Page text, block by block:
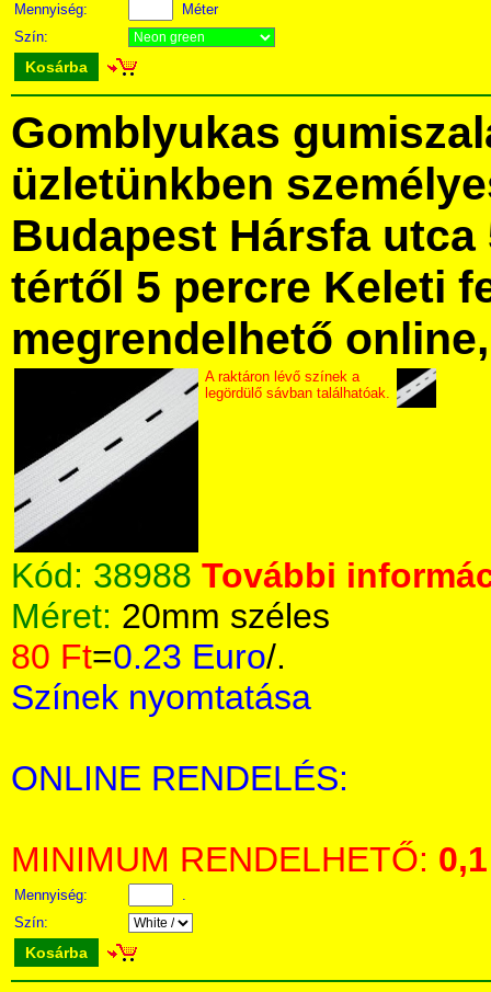
Mennyiség:
Méter
Szín:
Kosárba
Gomblyukas
üzletünkben
Budapest Hársfa utca
tértől 5 percre Keleti
megrendelhető
A raktáron lévő színek a
legördülő sávban találhatóak.
Kód: 38988 További
Méret: 20mm széles
80 Ft=0.23 Euro/.
Színek nyomtatása
ONLINE RENDELÉS:
MINIMUM RENDELHETŐ: 0,1
Mennyiség:
.
Szín:
Kosárba